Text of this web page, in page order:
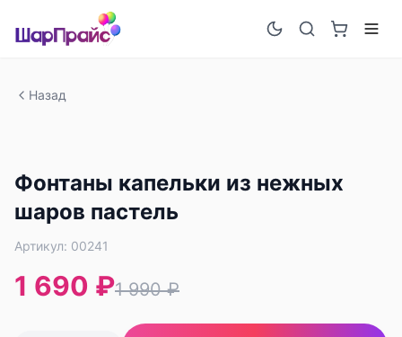
Назад
Фонтаны капельки из нежных
шаров пастель
Артикул: 00241
1 690 ₽1 990 ₽